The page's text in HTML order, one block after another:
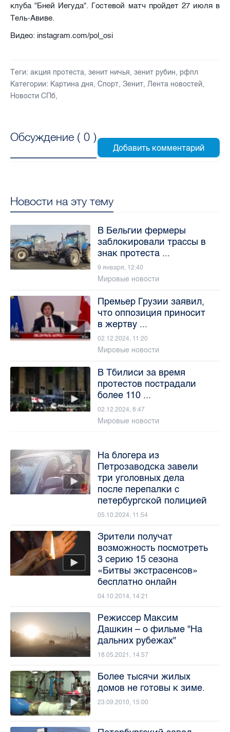
клуба "Бней Иегуда". Гостевой матч пройдет 27 июля в
Тель-Авиве.
Видео: instagram.com/pol_osi
Теги: акция протеста, зенит ничья, зенит рубин, рфпл
Категории: Картина дня, Спорт, Зенит, Лента новостей,
Новости СПб,
Обсуждение ( 0 )
Новости на эту тему
В Бельгии фермеры
заблокировали трассы в
знак протеста ...
9 января, 12:40
Мировые новости
Премьер Грузии заявил,
что оппозиция приносит
в жертву ...
02.12.2024, 11:20
Мировые новости
В Тбилиси за время
протестов пострадали
более 110 ...
02.12.2024, 8:47
Мировые новости
На блогера из
Петрозаводска завели
три уголовных дела
после перепалки с
петербургской полицией
05.10.2024, 11:54
Зрители получат
возможность посмотреть
3 серию 15 сезона
«Битвы экстрасенсов»
бесплатно онлайн
04.10.2014, 14:21
Режиссер Максим
Дашкин – о фильме "На
дальних рубежах"
18.05.2021, 14:57
Более тысячи жилых
домов не готовы к зиме.
23.09.2010, 15:00